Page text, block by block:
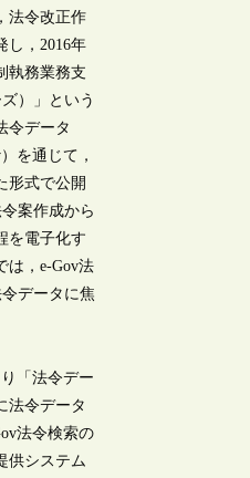
法令改正作
し，2016年
執務業務支
）」という
令データ
を通じて，
形式で公開
案作成から
を電子化す
は，e-Gov法
データに焦
「法令デー
法令データ
法令検索の
供システム